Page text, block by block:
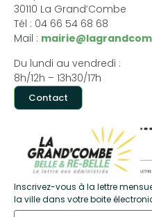
30110 La Grand’Combe
Tél : 04 66 54 68 68
Mail :
Du lundi au vendredi :
8h/12h – 13h30/17h
Contact
Inscrivez-vous à la lettre
la ville dans votre boite